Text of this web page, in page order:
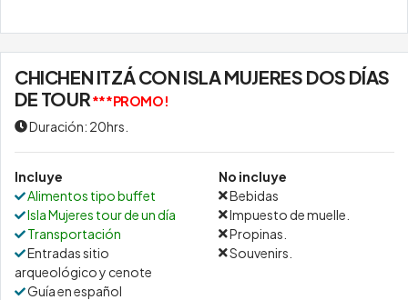
CHICHEN ITZÁ CON ISLA MUJERES DOS DÍAS
DE TOUR***PROMO!
Duración: 20hrs.
Incluye
Alimentos tipo buffet
Isla Mujeres tour de un día
Transportación
Entradas sitio
arqueológico y cenote
Guía en español
No incluye
Bebidas
Impuesto de muelle.
Propinas.
Souvenirs.